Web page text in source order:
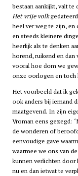
bestaan aankijkt, valt
Het vrije volk
heel ver weg te zijn, en
en steeds kleinere
heerlijk als te denken
horend, ruikend en
vooral hoe dom we
onze oorlogen en toch
Het voorbeeld dat ik
ook anders bij iemand
maatgevend. In zijn
Vroman eens gezegd:
de wonderen of
eenvoudige gave
waarmee we ons van
kunnen verlichten door
nu en dan ietwat te